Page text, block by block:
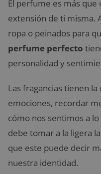
El perfume es más que
extensión de ti misma.
ropa o peinados para
perfume perfecto
personalidad y
Las fragancias tienen
emociones, recordar
cómo nos sentimos a
debe tomar a la ligera
que este puede decir
nuestra identidad.